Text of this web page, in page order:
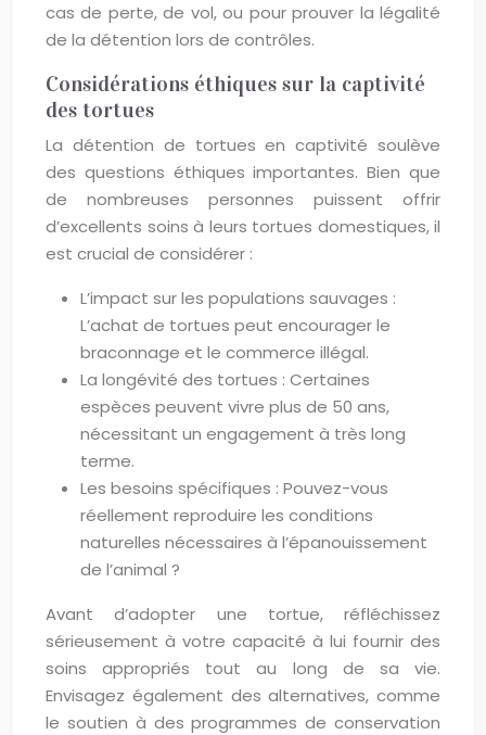
cas de perte, de vol, ou pour prouver la légalité
de la détention lors de contrôles.
Considérations éthiques sur la captivité
des tortues
La détention de tortues en captivité soulève
des questions éthiques importantes. Bien que
de nombreuses personnes puissent offrir
d’excellents soins à leurs tortues domestiques, il
est crucial de considérer :
L’impact sur les populations sauvages :
L’achat de tortues peut encourager le
braconnage et le commerce illégal.
La longévité des tortues : Certaines
espèces peuvent vivre plus de 50 ans,
nécessitant un engagement à très long
terme.
Les besoins spécifiques : Pouvez-vous
réellement reproduire les conditions
naturelles nécessaires à l’épanouissement
de l’animal ?
Avant d’adopter une tortue, réfléchissez
sérieusement à votre capacité à lui fournir des
soins appropriés tout au long de sa vie.
Envisagez également des alternatives, comme
le soutien à des programmes de conservation